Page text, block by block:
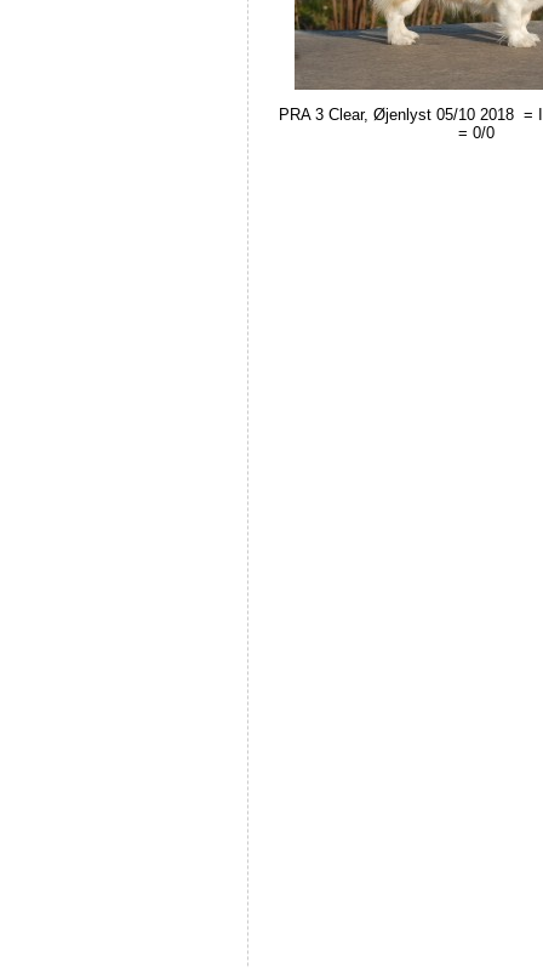
PRA 3 Clear, Øjenlyst 05/10 2018 =
= 0/0